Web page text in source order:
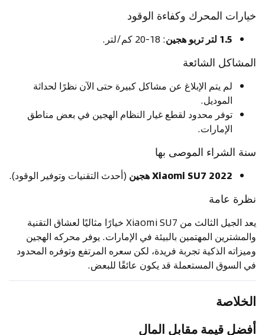
خيارات المحرك وكفاءة الوقود
1.5 لتر تربو هجين : 18-20 كم/لتر.
المشاكل الشائعة
لم يتم الإبلاغ عن مشاكل كبيرة حتى الآن نظرًا لحداثة
الموديل.
توفر محدود لقطع غيار النظام الهجين في بعض مناطق
الإمارات.
سنة الشراء الموصى بها
2022 Xiaomi SU7 هجين (أحدث التقنيات وتوفير الوقود).
نظرة عامة
يعد الجيل الثالث من Xiaomi SU7 خيارًا مثاليًا لعشاق التقنية
والمشترين المهتمين بالبيئة في الإمارات. يوفر محركه الهجين
وميزاته الذكية تجربة فريدة، لكن سعره المرتفع وتوفره المحدود
في السوق المستعملة قد يكون عائقًا للبعض.
الخلاصة
أفضل قيمة مقابل المال